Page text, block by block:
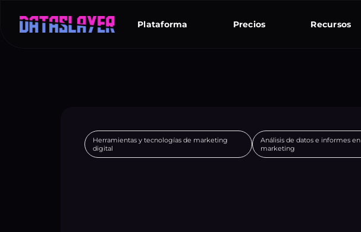
Plataforma Precios Recursos
Herramientas y tecnologías de marketing
digital
Análisis de datos e informes en
marketing